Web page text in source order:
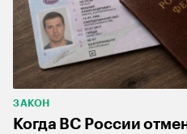
ЗАКОН
Когда ВС России